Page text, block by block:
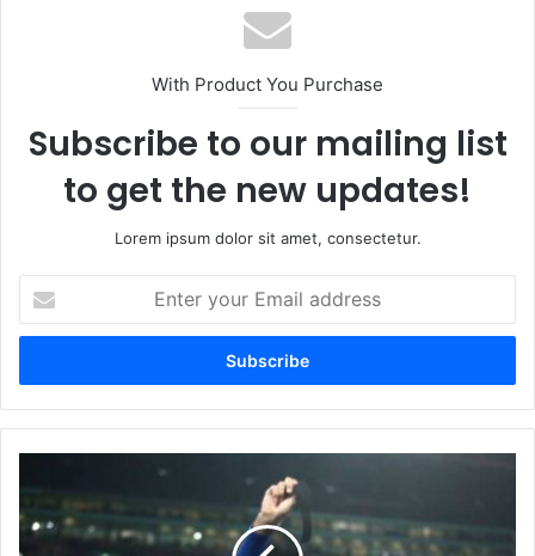
With Product You Purchase
Subscribe to our mailing list
to get the new updates!
Lorem ipsum dolor sit amet, consectetur.
your
Email